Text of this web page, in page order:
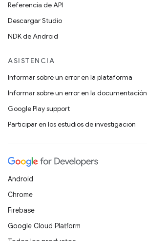
Referencia de API
Descargar Studio
NDK de Android
ASISTENCIA
Informar sobre un error en la plataforma
Informar sobre un error en la documentación
Google Play support
Participar en los estudios de investigación
Android
Chrome
Firebase
Google Cloud Platform